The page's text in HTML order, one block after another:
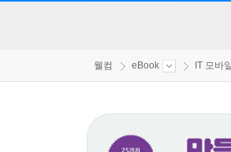
웰컴 eBook IT 모바일